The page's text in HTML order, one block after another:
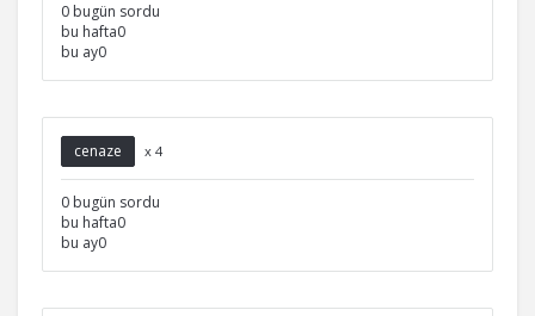
0 bugün sordu
bu hafta0
bu ay0
cenaze x 4
0 bugün sordu
bu hafta0
bu ay0